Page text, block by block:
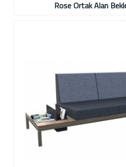
Rose Ortak Alan